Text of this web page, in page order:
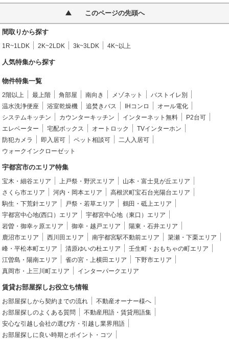
このページの先頭へ
間取りから探す
1R~1LDK 2K~2LDK 3k~3LDK 4K~以上
人気特集から探す
物件特集一覧
2階以上 最上階 角部屋 南向き メゾネット
バストイレ別
温水洗浄便座
浴室乾燥機 追焚きバス IHコンロ
オール電化
システムキッチン
カウンターキッチン インターネット無料
P2台可
エレベーター
宅配ボックス オートロック
TVインターホン
防犯カメラ
即入居可 ペット相談可
二人入居可
ウォークインクローゼット
宇都宮市のエリア特集
宝木・細谷エリア 上戸祭・野沢エリア
山本・富士見が丘エリア
さくら市エリア
河内・岡本エリア
高根沢町宝石台光陽台エリア
駒生・下荒針エリア
戸祭・若草エリア
鶴田・砥上エリア
宇都宮中心地(西口）エリア
宇都宮中心地（東口）エリア
岩曽・御幸ヶ原エリア
御幸・越戸エリア
陽東・石井エリア
鹿沼市エリア
西川田エリア 南宇都宮駅不動前エリア
簗瀬・下栗エリア
峰・平松本町エリア
清原ゆいの杜エリア
壬生町・おもちゃの町エリア
江曽島・陽南エリア
雀の宮・上横田エリア
下野市エリア
真岡市・上三川町エリア
インターパークエリア
賃貸お部屋探しお役立ち情報
お部屋探しから契約までの流れ
不動産オーナー様へ
お部屋探しのよくある質問
不動産用語・賃貸用語集
安心な引越し会社の選び方・引越し業界用語
お部屋探しに良い時期とポイント・コツ